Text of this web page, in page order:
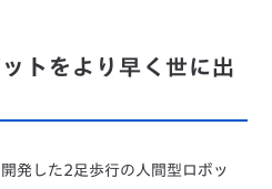
トをより早く世に出
発した2足歩行の人間型ロボッ